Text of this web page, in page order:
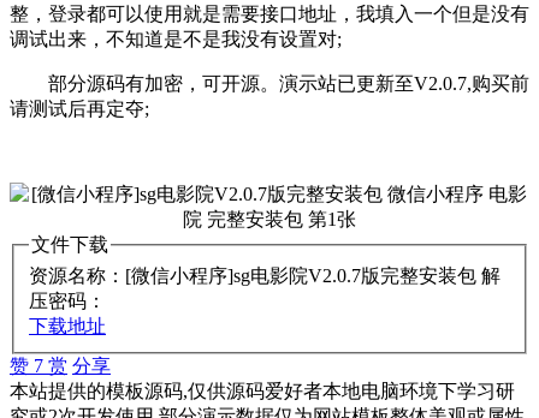
整，登录都可以使用就是需要接口地址，我填入一个但是没有
调试出来，不知道是不是我没有设置对;
部分源码有加密，可开源。演示站已更新至V2.0.7,购买前
请测试后再定夺;
文件下载
资源名称：[微信小程序]sg电影院V2.0.7版完整安装包 解
压密码：
下载地址
赞 7 赏 分享
本站提供的模板源码,仅供源码爱好者本地电脑环境下学习研